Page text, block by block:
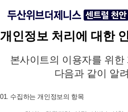
개인정보 처리에 대한
본사이트의 이용자를 위한
다음과 같이 알
01. 수집하는 개인정보의 항목